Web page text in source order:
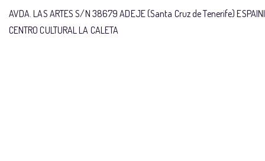
AVDA. LAS ARTES S/N 38679 ADEJE (Santa Cruz de Tenerife)
CENTRO CULTURAL LA CALETA